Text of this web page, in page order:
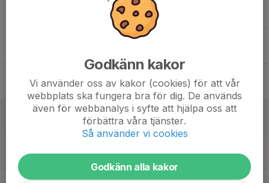
Sön
v.30
Godkänn kakor
Vi använder oss av kakor (cookies) för att vår
webbplats ska fungera bra för dig. De används
även för webbanalys i syfte att hjälpa oss att
förbättra våra tjänster.
Så använder vi cookies
Godkänn alla kakor